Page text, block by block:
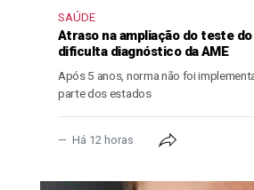
SAÚDE
Atraso na ampliação do teste
dificulta diagnóstico da AME
Após 5 anos, norma não foi
parte dos estados
Há 12 horas